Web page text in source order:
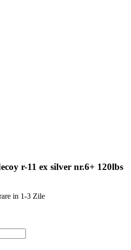
r-11 ex silver nr.6+ 120lbs
in 1-3 Zile